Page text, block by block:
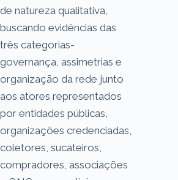
de natureza qualitativa,
buscando evidências das
três categorias-
governança, assimetrias e
organização da rede junto
aos atores representados
por entidades públicas,
organizações credenciadas,
coletores, sucateiros,
compradores, associações